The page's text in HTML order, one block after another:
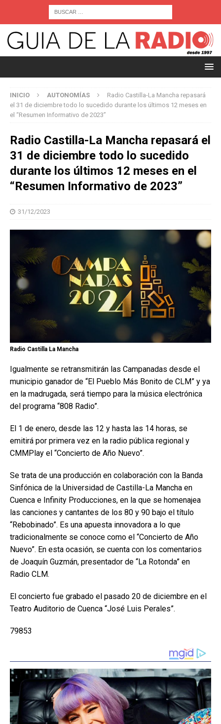
INICIO AUTONOMÍAS
Radio Castilla-La Mancha repasará
el 31 de diciembre todo lo sucedido durante los últimos 12 meses en
el “Resumen Informativo de 2023”
Radio Castilla-La Mancha repasará el
31 de diciembre todo lo sucedido
durante los últimos 12 meses en el
“Resumen Informativo de 2023”
31/12/2023
Radio Castilla La Mancha
Igualmente se retransmitirán las Campanadas desde el
municipio ganador de “El Pueblo Más Bonito de CLM” y ya
en la madrugada, será tiempo para la música electrónica
del programa “808 Radio”.
El 1 de enero, desde las 12 y hasta las 14 horas, se
emitirá por primera vez en la radio pública regional y
CMMPlay el “Concierto de Año Nuevo”.
Se trata de una producción en colaboración con la Banda
Sinfónica de la Universidad de Castilla-La Mancha en
Cuenca e Infinity Producciones, en la que se homenajea
las canciones y cantantes de los 80 y 90 bajo el título
“Rebobinado”. Es una apuesta innovadora a lo que
tradicionalmente se conoce como el “Concierto de Año
Nuevo”. En esta ocasión, se cuenta con los comentarios
de Joaquín Guzmán, presentador de “La Rotonda” en
Radio CLM.
El concierto fue grabado el pasado 20 de diciembre en el
Teatro Auditorio de Cuenca “José Luis Perales”.
79853